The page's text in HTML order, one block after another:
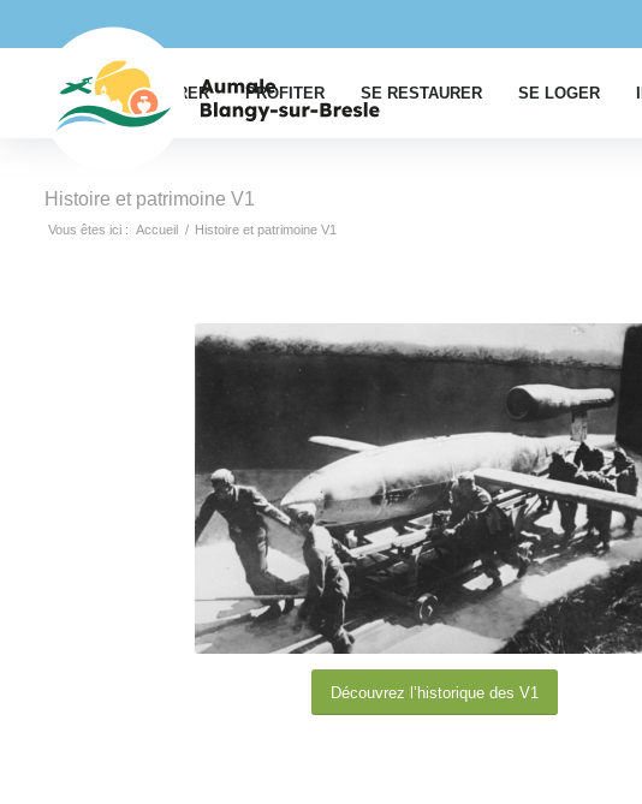
EXPLORER PROFITER SE RESTAURER SE LOGER
Histoire et patrimoine V1
Vous êtes ici : Accueil / Histoire et patrimoine V1
Découvrez l’historique des V1